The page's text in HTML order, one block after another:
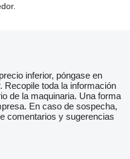
inferior, póngase en
Recopile toda la información
de la maquinaria. Una forma
En caso de sospecha,
comentarios y sugerencias